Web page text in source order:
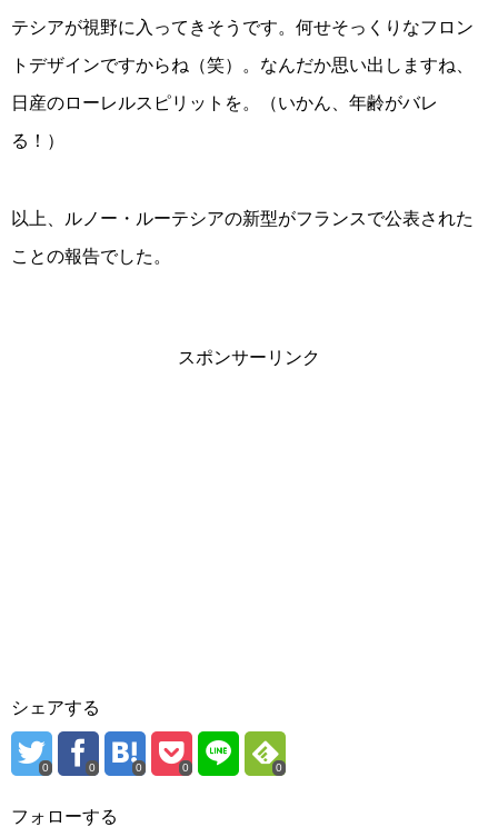
テシアが視野に入ってきそうです。何せそっくりなフロン
トデザインですからね（笑）。なんだか思い出しますね、
日産のローレルスピリットを。（いかん、年齢がバレ
る！）
以上、ルノー・ルーテシアの新型がフランスで公表された
ことの報告でした。
スポンサーリンク
シェアする
0 0 0 0 0
フォローする